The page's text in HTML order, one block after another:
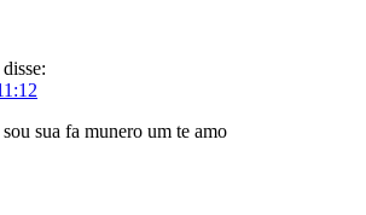
disse:
sua fa munero um te amo